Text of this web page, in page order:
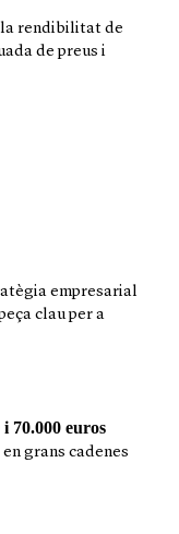
la rendibilitat de
de preus i
empresarial
clau per a
i 70.000 euros
grans cadenes